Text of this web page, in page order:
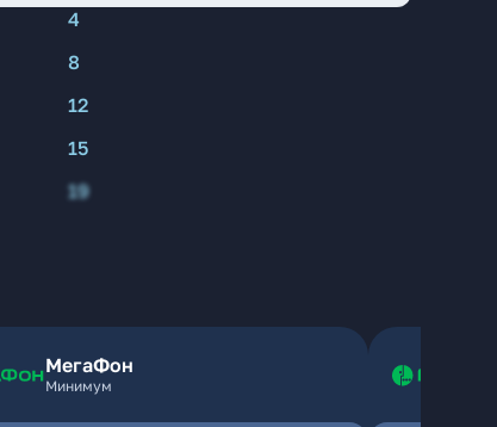
4
8
12
15
19
МегаФон
Минимум